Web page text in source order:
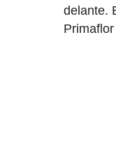
delante.